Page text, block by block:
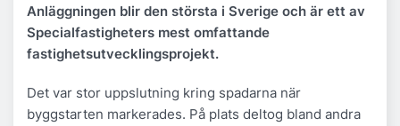
Anläggningen blir den största i Sverige och är ett av
Specialfastigheters mest omfattande
fastighetsutvecklingsprojekt.
Det var stor uppslutning kring spadarna när
byggstarten markerades. På plats deltog bland andra